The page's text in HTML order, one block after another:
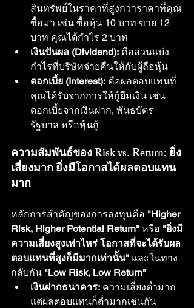
สินทรัพย์ในราคาที่สูงกว่าราคาที่คุณ
ซื้อมา เช่น ซื้อหุ้น 10 บาท ขาย 12
บาท คุณได้กำไร 2 บาท
เงินปันผล (Dividend): คือส่วนแบ่ง
กำไรที่บริษัทจ่ายคืนให้กับผู้ถือหุ้น
ดอกเบี้ย (Interest): คือผลตอบแทนที่
คุณได้รับจากการให้กู้ยืมเงิน เช่น
ดอกเบี้ยจากเงินฝาก, พันธบัตร
รัฐบาล หรือหุ้นกู้
ความสัมพันธ์ของ Risk vs. Return: ยิ่ง
เสี่ยงมาก ยิ่งมีโอกาสได้ผลตอบแทน
มาก
หลักการสำคัญของการลงทุนคือ "Higher
Risk, Higher Potential Return" หรือ "ยิ่งมี
ความเสี่ยงสูงเท่าไหร่ โอกาสที่จะได้รับผล
ตอบแทนที่สูงก็มีมากเท่านั้น" และในทาง
กลับกัน "Low Risk, Low Return"
เงินฝากธนาคาร: ความเสี่ยงต่ำมาก
แต่ผลตอบแทนก็ต่ำมากเช่นกัน